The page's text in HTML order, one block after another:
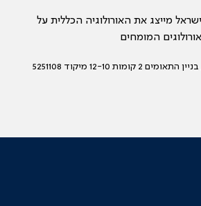
מייצג את האורולוגיה הכללית על
המומחים